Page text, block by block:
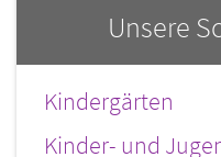
Unsere
Kindergärten
Kinder- und